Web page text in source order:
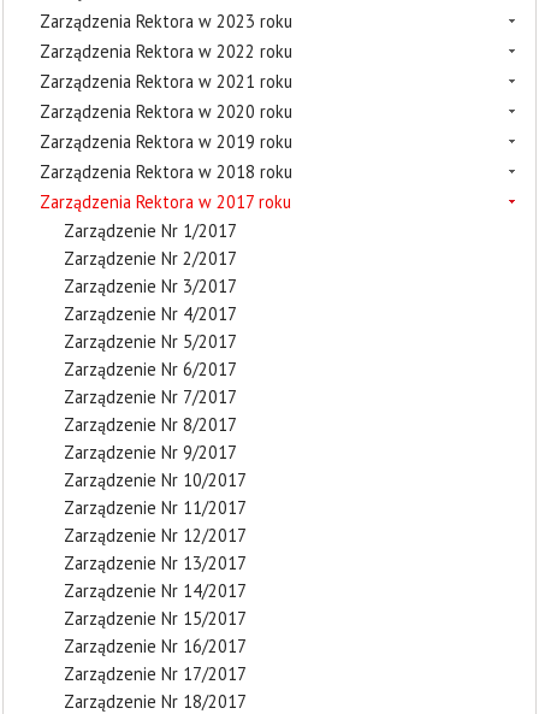
Zarządzenia Rektora w 2023 roku
Zarządzenia Rektora w 2022 roku
Zarządzenia Rektora w 2021 roku
Zarządzenia Rektora w 2020 roku
Zarządzenia Rektora w 2019 roku
Zarządzenia Rektora w 2018 roku
Zarządzenia Rektora w 2017 roku
Zarządzenie Nr 1/2017
Zarządzenie Nr 2/2017
Zarządzenie Nr 3/2017
Zarządzenie Nr 4/2017
Zarządzenie Nr 5/2017
Zarządzenie Nr 6/2017
Zarządzenie Nr 7/2017
Zarządzenie Nr 8/2017
Zarządzenie Nr 9/2017
Zarządzenie Nr 10/2017
Zarządzenie Nr 11/2017
Zarządzenie Nr 12/2017
Zarządzenie Nr 13/2017
Zarządzenie Nr 14/2017
Zarządzenie Nr 15/2017
Zarządzenie Nr 16/2017
Zarządzenie Nr 17/2017
Zarządzenie Nr 18/2017